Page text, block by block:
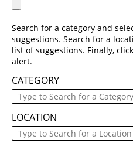
Search for a category and
suggestions. Search for a
list of suggestions. Finally,
alert.
CATEGORY
LOCATION